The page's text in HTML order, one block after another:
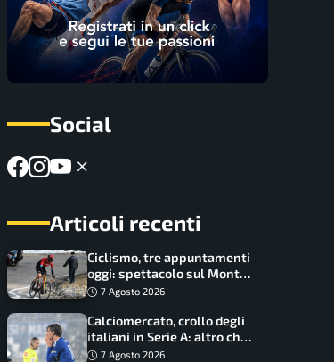
Social
Articoli recenti
Ciclismo, tre appuntamenti
oggi: spettacolo sul Mont
Ventoux, orari e come
7 Agosto 2026
Calciomercato, crollo degli
italiani in Serie A: altro che
svolta dopo il Mondiale
7 Agosto 2026